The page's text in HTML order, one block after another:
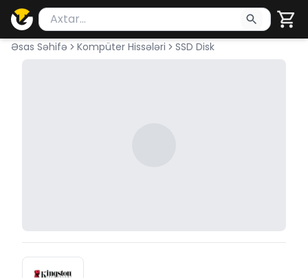
Məhsul axtar
Axtarış üçün ən azı 2 simvol yazın. Göndərmək
Əsas Səhifə Kompüter Hissələri SSD Disk